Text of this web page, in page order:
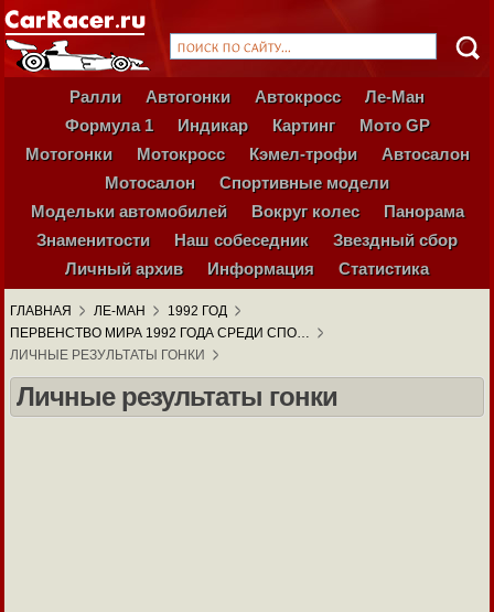
Ралли Автогонки Автокросс
Ле-Ман
Формула 1
Индикар Картинг
Мото GP
Мотогонки
Мотокросс Кэмел-трофи
Автосалон
Мотосалон
Спортивные модели
Модельки автомобилей
Вокруг колес
Панорама
Знаменитости
Наш собеседник
Звездный сбор
Личный архив
Информация Статистика
ГЛАВНАЯ ЛЕ-МАН
1992 ГОД
ПЕРВЕНСТВО МИРА 1992 ГОДА СРЕДИ СПО…
ЛИЧНЫЕ РЕЗУЛЬТАТЫ ГОНКИ
Личные результаты гонки